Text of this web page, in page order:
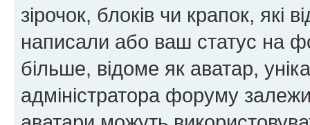
зірочок, блоків чи крапок, які
написали або ваш статус на
більше, відоме як аватар,
адміністратора форуму